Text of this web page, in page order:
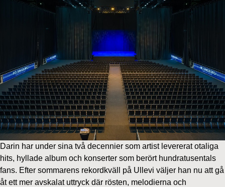
Darin har under sina två decennier som artist levererat otaliga
hits, hyllade album och konserter som berört hundratusentals
fans. Efter sommarens rekordkväll på Ullevi väljer han nu att gå
åt ett mer avskalat uttryck där rösten, melodierna och